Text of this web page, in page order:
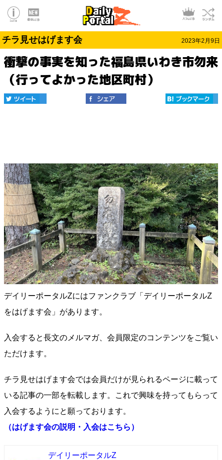
チラ見せはげます会 2023年2月9日
衝撃の事実を知った福島県いわき市勿来
（行ってよかった地区町村）
デイリーポータルZにはファンクラブ「デイリーポータルZ
をはげます会」があります。
入会すると長文のメルマガ、会員限定のコンテンツをご覧い
ただけます。
チラ見せはげます会では会員だけが見られるページに載って
いる記事の一部を転載します。これで興味を持ってもらって
入会するようにと願っております。
（はげます会の説明・入会はこちら）
デイリーポータルZ